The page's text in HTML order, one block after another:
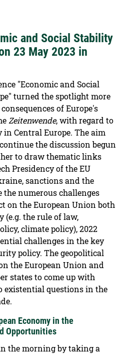
and Social Stability
23 May 2023 in
"Economic and Social
turned the spotlight more
of Europe's
Zeitenwende, with regard to
in Central Europe. The aim
the discussion begun
to draw thematic links
Presidency of the EU
sanctions and the
the numerous challenges
on the European Union both
the rule of law,
climate policy), 2022
challenges in the key
policy. The geopolitical
the European Union and
states to come up with
existential questions in the
Economy in the
Opportunities
the morning by taking a